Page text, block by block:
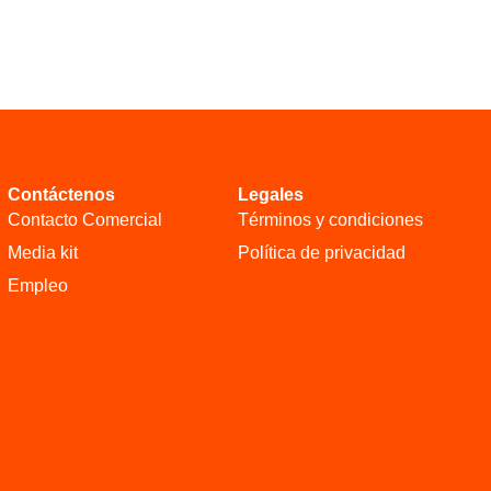
Contáctenos
Contacto Comercial
Media kit
Empleo
Legales
Términos y condiciones
Política de privacidad